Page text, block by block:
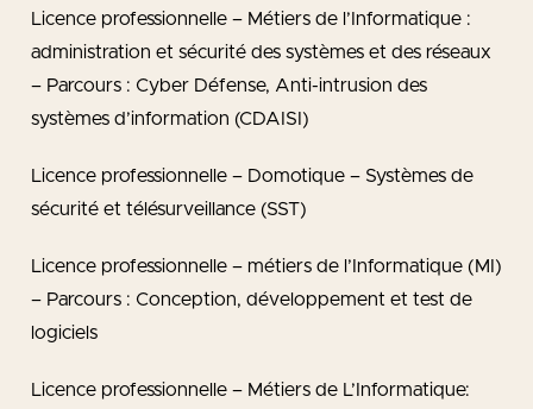
Licence professionnelle – Métiers de l’Informatique :
administration et sécurité des systèmes et des réseaux
– Parcours : Cyber Défense, Anti-intrusion des
systèmes d’information (CDAISI)
Licence professionnelle – Domotique – Systèmes de
sécurité et télésurveillance (SST)
Licence professionnelle – métiers de l’Informatique (MI)
– Parcours : Conception, développement et test de
logiciels
Licence professionnelle – Métiers de L’Informatique: